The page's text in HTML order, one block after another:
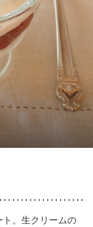
。生クリームの